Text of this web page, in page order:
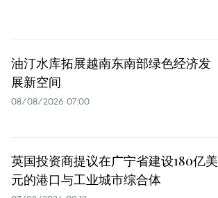
油汀水库拓展越南东南部绿色经济发
展新空间
08/08/2026 07:00
英国投资商提议在广宁省建设180亿美
元的港口与工业城市综合体